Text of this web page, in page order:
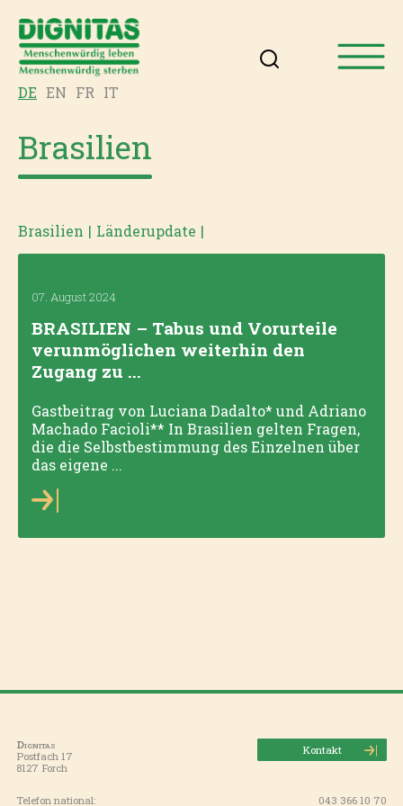
DE EN FR IT
Brasilien
Brasilien | Länderupdate |
07. August 2024
BRASILIEN – Tabus und Vorurteile
verunmöglichen weiterhin den
Zugang zu ...
Gastbeitrag von Luciana Dadalto* und Adriano
Machado Facioli** In Brasilien gelten Fragen,
die die Selbstbestimmung des Einzelnen über
das eigene ...
Dignitas
Postfach 17
8127 Forch
Kontakt
Telefon national:
043 366 10 70